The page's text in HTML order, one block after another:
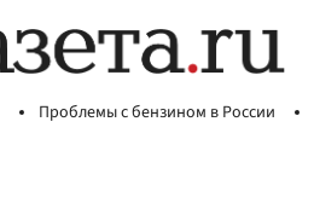
Проблемы с бензином в России